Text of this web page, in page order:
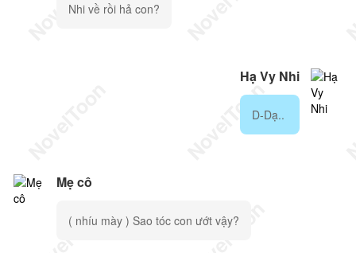
Nhi về rồi hả con?
Hạ Vy Nhi
D-Dạ..
Mẹ cô
( nhíu mày ) Sao tóc con ướt vậy?